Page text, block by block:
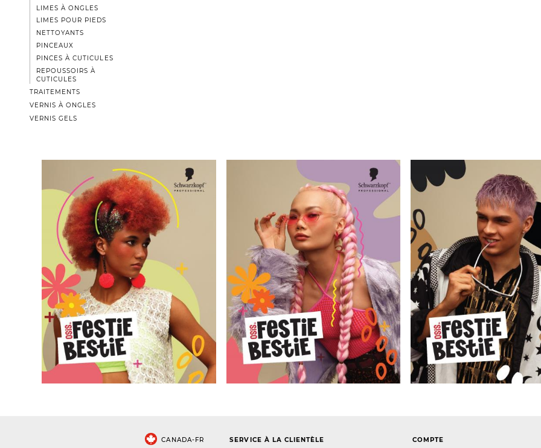
LIMES À ONGLES
LIMES POUR PIEDS
NETTOYANTS
PINCEAUX
PINCES À CUTICULES
REPOUSSOIRS À
CUTICULES
TRAITEMENTS
VERNIS À ONGLES
VERNIS GELS
CANADA-FR
SERVICE À LA CLIENTÈLE
COMPTE